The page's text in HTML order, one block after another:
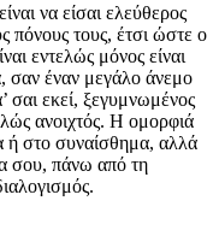
να είσαι ελεύθερος
πόνους τους, έτσι ώστε ο
εντελώς μόνος είναι
σαν έναν μεγάλο άνεμο
εκεί, ξεγυμνωμένος
ανοιχτός. Η ομορφιά
ή στο συναίσθημα, αλλά
σου, πάνω από τη